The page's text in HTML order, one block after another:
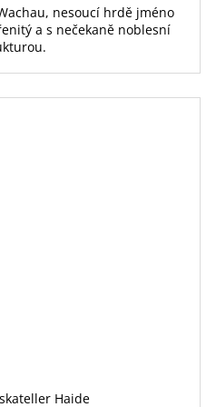
nesoucí hrdě jméno
a s nečekaně noblesní
Haide